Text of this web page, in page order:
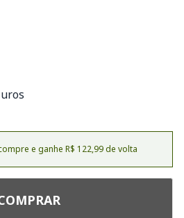
e ganhe R$ 122,99 de volta